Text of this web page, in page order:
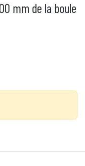
mm de la boule